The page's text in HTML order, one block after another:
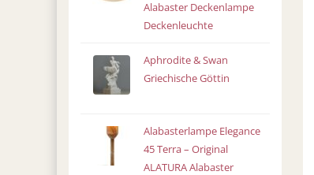
Alabaster Deckenlampe
Deckenleuchte
Aphrodite & Swan
Griechische Göttin
Alabasterlampe Elegance
45 Terra – Original
ALATURA Alabaster